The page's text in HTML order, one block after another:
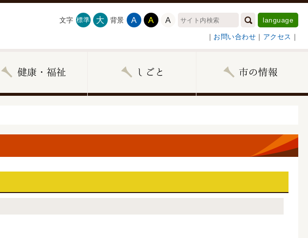
文字 標準 大 背景 A A A language
｜ お問い合わせ ｜ アクセス ｜